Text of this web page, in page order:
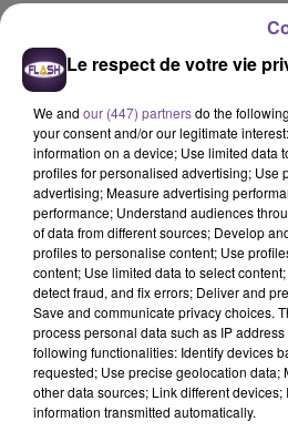
15h23
15h23
JENNIFER LOPEZ
Save Me Tonight
15h16
15h16
CORNEILLE FEAT
Ensemble
15h11
15h11 15h07
15h07
Le respect de votre vie
We and our (447) partnersdo the
your consent and/or our legitimate
information on a device; Use limited data
profiles for personalised advertising; Use
advertising; Measure advertising
performance; Understand audiences
of data from different sources; Develop
profiles to personalise content; Use
content; Use limited data to select
detect fraud, and fix errors; Deliver and
Save and communicate privacy choices.
process personal data such as IP
following functionalities: Identify devices
requested; Use precise geolocation data;
other data sources; Link different
information transmitted automatically.